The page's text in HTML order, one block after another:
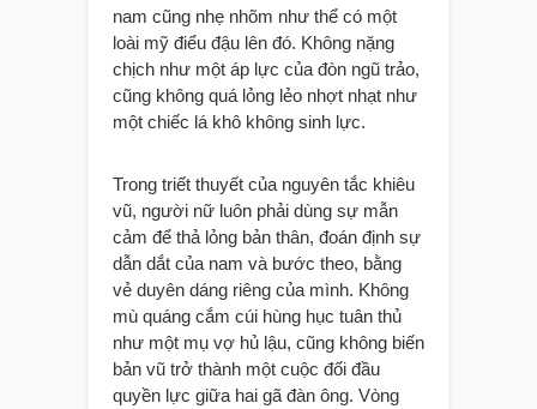
nam cũng nhẹ nhõm như thể có một
loài mỹ điểu đậu lên đó. Không nặng
chịch như một áp lực của đòn ngũ trảo,
cũng không quá lỏng lẻo nhợt nhạt như
một chiếc lá khô không sinh lực.
Trong triết thuyết của nguyên tắc khiêu
vũ, người nữ luôn phải dùng sự mẫn
cảm để thả lỏng bản thân, đoán định sự
dẫn dắt của nam và bước theo, bằng
vẻ duyên dáng riêng của mình. Không
mù quáng cắm cúi hùng hục tuân thủ
như một mụ vợ hủ lậu, cũng không biến
bản vũ trở thành một cuộc đối đầu
quyền lực giữa hai gã đàn ông. Vòng